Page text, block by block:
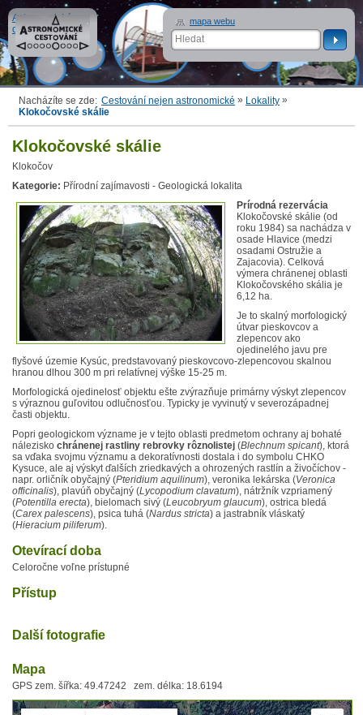
Astronomické
cestování
Nacházíte se zde: Cestování nejen astronomické » Lokality »
Klokočovské skálie
Klokočovské skálie
Klokočov
Kategorie: Přírodní zajímavosti - Geologická lokalita
Prírodná rezervácia
Klokočovské skálie (od
roku 1984) sa nachádza v
osade Hlavice (medzi
osadami Ostružie a
Zajacovia). Celková
výmera chránenej oblasti
Klokočovského skália je
6,12 ha.
Je to skalný morfologický
útvar pieskovcov a
zlepencov ako
ojedinelého javu pre
flyšové územie Kysúc, predstavovaný pieskovcovo-zlepencovou skalnou
hranou dlhou 300 m pri relatívnej výške 15-25 m.
Morfologická ojedinelosť objektu ešte zvýrazňuje primárny výskyt zlepencov
s výraznou guľovitou odlučnosťou. Typicky je vyvinutý v severozápadnej
časti objektu.
Popri geologickom význame je v tejto oblasti predmetom ochrany aj bohaté
nálezisko chránenej rastliny rebrovky rôznolistej (Blechnum spicant), ktorá
sa vďaka svojmu významu a dekoratívnosti dostala i do symbolu CHKO
Kysuce, ale aj výskyt ďalších zriedkavých a ohrozených rastlín a živočíchov -
napr. orličník obyčajný (Pteridium aquilinum), veronika lekárska (Veronica
officinalis), plavúň obyčajný (Lycopodium clavatum), nátržník vzpriamený
(Potentilla erecta), bielomach sivý (Leucobryum glaucum), ostrica bledá
(Carex palescens), psica tuhá (Nardus stricta) a jastrabník vláskatý
(Hieracium piliferum).
Otevírací doba
Celoročne voľne prístupné
Přístup
Další fotografie
Mapa
GPS zem. šířka: 49.47242 zem. délka: 18.6194
mapa webu